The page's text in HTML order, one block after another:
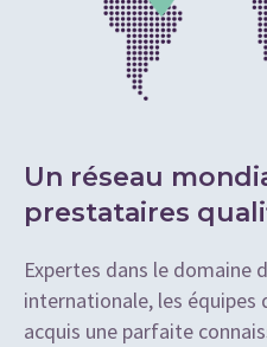
Un réseau
prestataires
Expertes dans le domaine
internationale, les équipes
acquis une parfaite